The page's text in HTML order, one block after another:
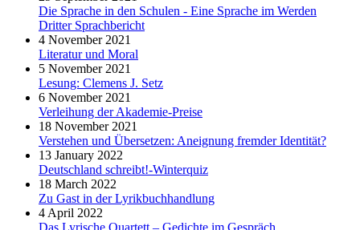
Die Sprache in den Schulen - Eine Sprache im Werden
Dritter Sprachbericht
4 November 2021
Literatur und Moral
5 November 2021
Lesung: Clemens J. Setz
6 November 2021
Verleihung der Akademie-Preise
18 November 2021
Verstehen und Übersetzen: Aneignung fremder Identität?
13 January 2022
Deutschland schreibt!-Winterquiz
18 March 2022
Zu Gast in der Lyrikbuchhandlung
4 April 2022
Das Lyrische Quartett – Gedichte im Gespräch